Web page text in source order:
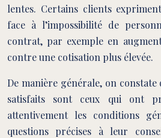
lentes. Certains clients
face à l’impossibilité de
contrat, par exemple en
contre une cotisation plus élevée.
De manière générale, on constate
satisfaits sont ceux qui ont
attentivement les conditions
questions précises à leur